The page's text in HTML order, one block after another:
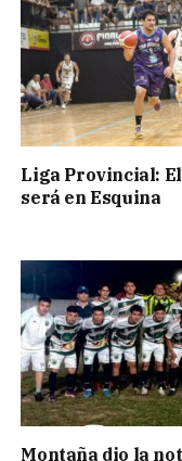
Liga Provincial:
será en Esquina
Montaña dio la